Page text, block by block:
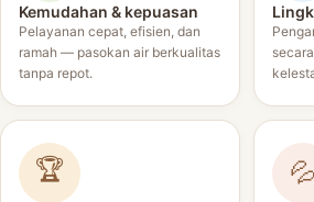
Kemudahan & kepuasan
Pelayanan cepat, efisien, dan
ramah — pasokan air berkualitas
tanpa repot.
🏆 💦